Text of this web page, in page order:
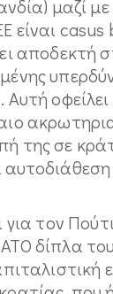
μαζί
είναι casus
αποδεκτή
Αυτή
της σε
για τον
δίπλα